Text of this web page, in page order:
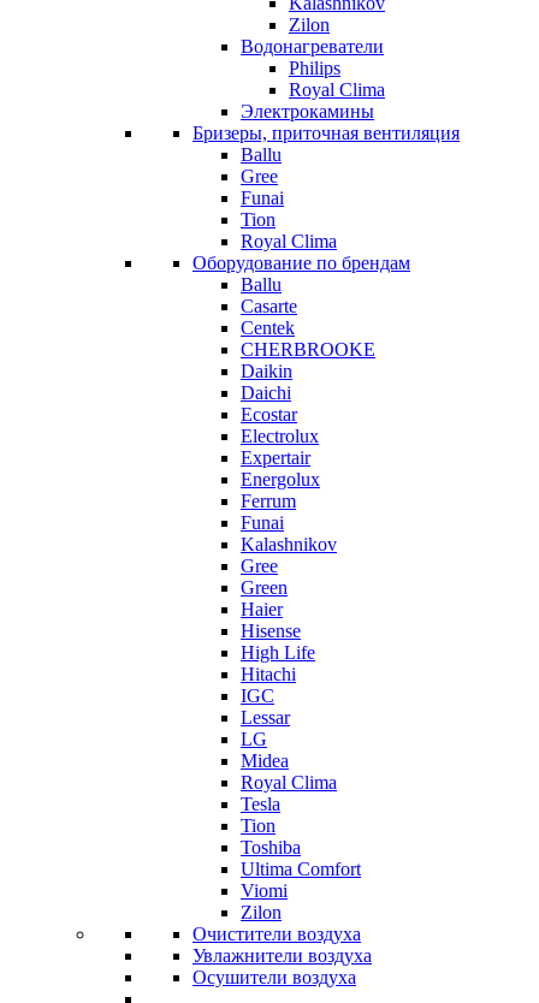
Zilon
Водонагреватели
Philips
Royal Clima
Электрокамины
Бризеры, приточная вентиляция
Ballu
Gree
Funai
Tion
Royal Clima
Оборудование по брендам
Ballu
Casarte
Centek
CHERBROOKE
Daikin
Daichi
Ecostar
Electrolux
Expertair
Energolux
Ferrum
Funai
Kalashnikov
Gree
Grеen
Haier
Hisense
High Life
Hitachi
IGC
Lessar
LG
Midea
Royal Clima
Tesla
Tion
Toshiba
Ultima Comfort
Viomi
Zilon
Очистители воздуха
Увлажнители воздуха
Осушители воздуха